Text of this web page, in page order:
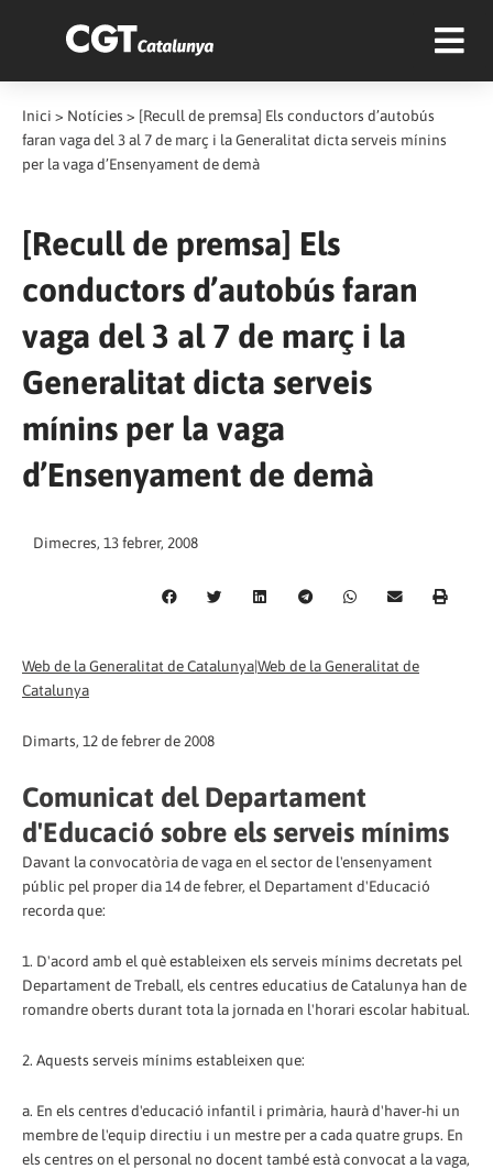
Inici > Notícies > [Recull de premsa] Els conductors d’autobús
faran vaga del 3 al 7 de març i la Generalitat dicta serveis mínins
per la vaga d’Ensenyament de demà
[Recull de premsa] Els
conductors d’autobús faran
vaga del 3 al 7 de març i la
Generalitat dicta serveis
mínins per la vaga
d’Ensenyament de demà
Dimecres, 13 febrer, 2008
Web de la Generalitat de Catalunya|Web de la Generalitat de
Catalunya
Dimarts, 12 de febrer de 2008
Comunicat del Departament
d'Educació sobre els serveis mínims
Davant la convocatòria de vaga en el sector de l'ensenyament
públic pel proper dia 14 de febrer, el Departament d'Educació
recorda que:
1. D'acord amb el què estableixen els serveis mínims decretats pel
Departament de Treball, els centres educatius de Catalunya han de
romandre oberts durant tota la jornada en l'horari escolar habitual.
2. Aquests serveis mínims estableixen que:
a. En els centres d'educació infantil i primària, haurà d'haver-hi un
membre de l'equip directiu i un mestre per a cada quatre grups. En
els centres on el personal no docent també està convocat a la vaga,